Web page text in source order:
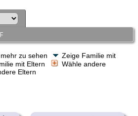
zu sehen
Zeige Familie mit
mit Eltern
Wähle andere
Eltern